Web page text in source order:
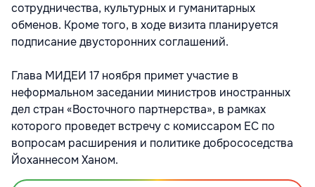
сотрудничества, культурных и гуманитарных
обменов. Кроме того, в ходе визита планируется
подписание двусторонних соглашений.
Глава МИДЕИ 17 ноября примет участие в
неформальном заседании министров иностранных
дел стран «Восточного партнерства», в рамках
которого проведет встречу с комиссаром ЕС по
вопросам расширения и политике добрососедства
Йоханнесом Ханом.